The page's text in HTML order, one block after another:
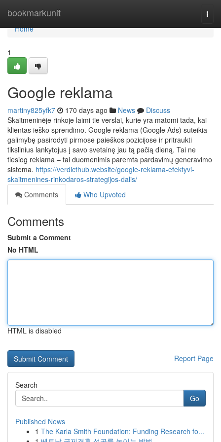
bookmarkunit
Home
Home
1
Google reklama
martiny825yfk7 170 days ago News
Discuss
Skaitmeninėje rinkoje laimi tie verslai, kurie yra matomi tada, kai
klientas ieško sprendimo. Google reklama (Google Ads) suteikia
galimybę pasirodyti pirmose paieškos pozicijose ir pritraukti
tikslinius lankytojus į savo svetainę jau tą pačią dieną. Tai ne
tiesiog reklama – tai duomenimis paremta pardavimų generavimo
sistema. https://verdicthub.website/google-reklama-efektyvi-
skaitmenines-rinkodaros-strategijos-dalis/
Comments
Who Upvoted
Comments
Submit a Comment
No HTML
HTML is disabled
Report Page
Search
Go
Published News
1 The Karla Smith Foundation: Funding Research fo...